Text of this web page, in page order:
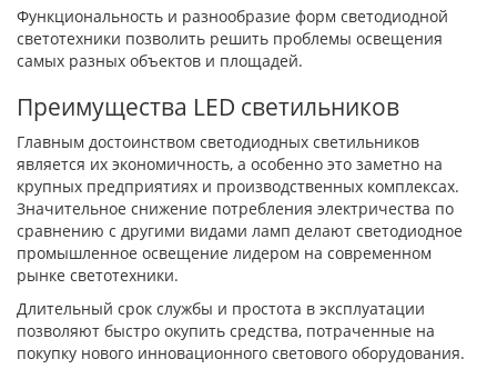
Функциональность и разнообразие форм светодиодной
светотехники позволить решить проблемы освещения
самых разных объектов и площадей.
Преимущества LED светильников
Главным достоинством светодиодных светильников
является их экономичность, а особенно это заметно на
крупных предприятиях и производственных комплексах.
Значительное снижение потребления электричества по
сравнению с другими видами ламп делают светодиодное
промышленное освещение лидером на современном
рынке светотехники.
Длительный срок службы и простота в эксплуатации
позволяют быстро окупить средства, потраченные на
покупку нового инновационного светового оборудования.